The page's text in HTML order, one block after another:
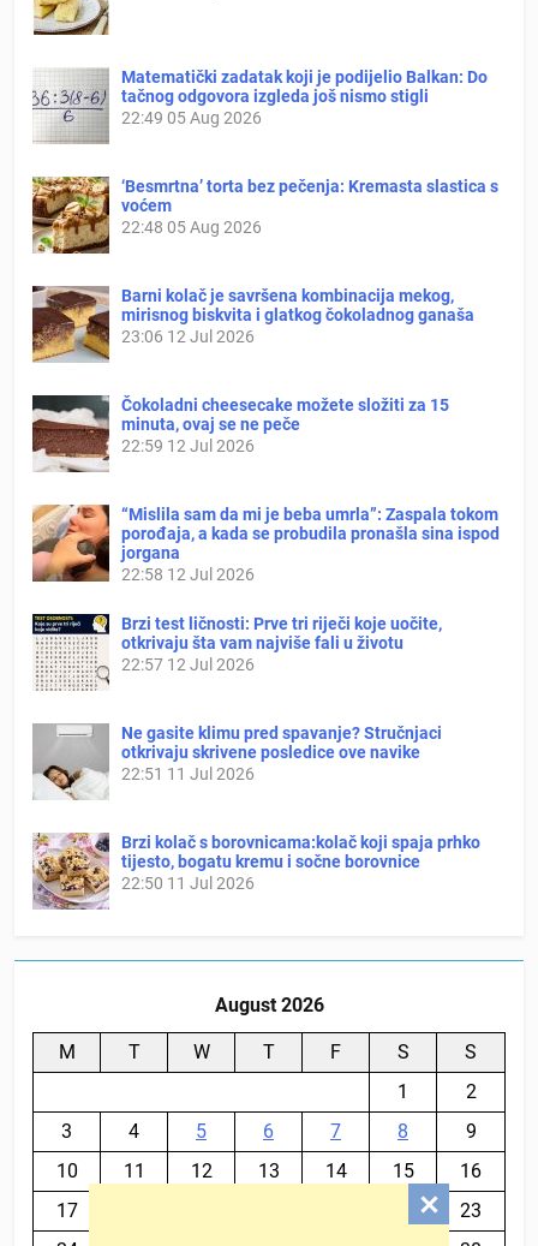
Matematički zadatak koji je podijelio Balkan: Do
tačnog odgovora izgleda još nismo stigli
22:49 05 Aug 2026
‘Besmrtna’ torta bez pečenja: Kremasta slastica s
voćem
22:48 05 Aug 2026
Barni kolač je savršena kombinacija mekog,
mirisnog biskvita i glatkog čokoladnog ganaša
23:06 12 Jul 2026
Čokoladni cheesecake možete složiti za 15
minuta, ovaj se ne peče
22:59 12 Jul 2026
“Mislila sam da mi je beba umrla”: Zaspala tokom
porođaja, a kada se probudila pronašla sina ispod
jorgana
22:58 12 Jul 2026
Brzi test ličnosti: Prve tri riječi koje uočite,
otkrivaju šta vam najviše fali u životu
22:57 12 Jul 2026
Ne gasite klimu pred spavanje? Stručnjaci
otkrivaju skrivene posledice ove navike
22:51 11 Jul 2026
Brzi kolač s borovnicama:kolač koji spaja prhko
tijesto, bogatu kremu i sočne borovnice
22:50 11 Jul 2026
August 2026
M T W T F S
S
1
2
3
4 5 6 7 8
9
10
11 12 13 14 15
16
17
23